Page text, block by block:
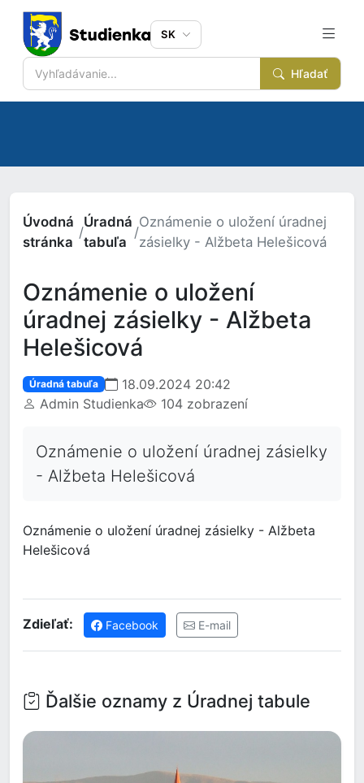
Hľadať
SK
Úvodná
stránka
/
Úradná
tabuľa
/
Oznámenie o uložení úradnej
zásielky - Alžbeta Helešicová
Oznámenie o uložení
úradnej zásielky - Alžbeta
Helešicová
Úradná tabuľa
18.09.2024 20:42
Admin Studienka
104 zobrazení
Oznámenie o uložení úradnej zásielky
- Alžbeta Helešicová
Oznámenie o uložení úradnej zásielky - Alžbeta
Helešicová
Zdieľať: Facebook E-mail
Ďalšie oznamy z Úradnej tabule